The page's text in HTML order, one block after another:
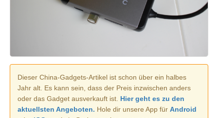
Dieser China-Gadgets-Artikel ist schon über ein halbes
Jahr alt. Es kann sein, dass der Preis inzwischen anders
oder das Gadget ausverkauft ist. Hier geht es zu den
aktuellsten Angeboten. Hole dir unsere App für Android